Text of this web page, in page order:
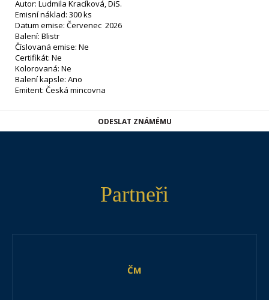
Autor: Ludmila Kracíková, DiS.
Emisní náklad: 300 ks
Datum emise: Červenec 2026
Balení: Blistr
Číslovaná emise: Ne
Certifikát: Ne
Kolorovaná: Ne
Balení kapsle: Ano
Emitent: Česká mincovna
ODESLAT ZNÁMÉMU
Partneři
ČM